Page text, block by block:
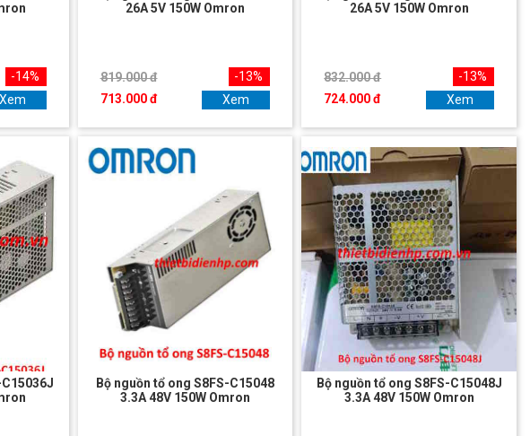
-14%
Xem
26A 5V 150W Omron
819.000 đ
713.000 đ
-13%
Xem
26A 5V 150W Omron
832.000 đ
724.000 đ
-13%
Xem
Bộ nguồn tổ ong S8FS-C15048
3.3A 48V 150W Omron
Bộ nguồn tổ ong S8FS-C15048J
3.3A 48V 150W Omron